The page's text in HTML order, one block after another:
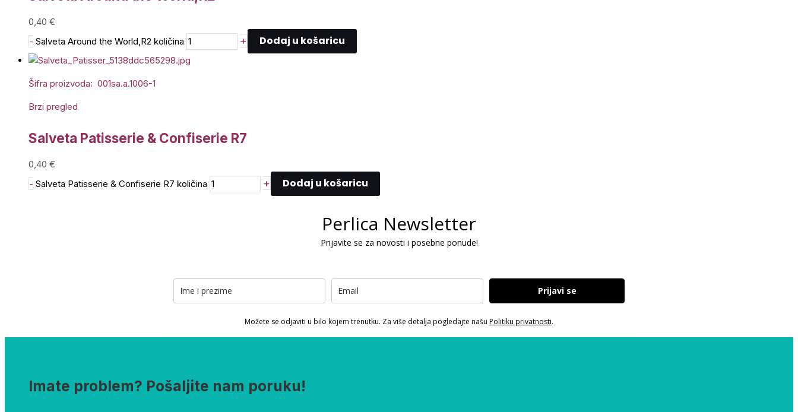
0,40 €
- Salveta Around the World,R2 količina + Dodaj u košaricu
Šifra proizvoda: 001sa.a.1006-1
Brzi pregled
Salveta Patisserie & Confiserie R7
0,40 €
- Salveta Patisserie & Confiserie R7 količina + Dodaj u košaricu
Perlica Newsletter
Prijavite se za novosti i posebne ponude!
Prijavi se
Možete se odjaviti u bilo kojem trenutku. Za više detalja pogledajte našu Politiku privatnosti.
Imate problem? Pošaljite nam poruku!